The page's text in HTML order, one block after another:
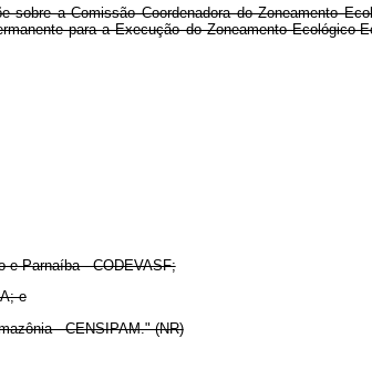
a Comissão Coordenadora do Zoneamento
para a Execução do Zoneamento
e Parnaíba - CODEVASF;
e
- CENSIPAM." (NR)